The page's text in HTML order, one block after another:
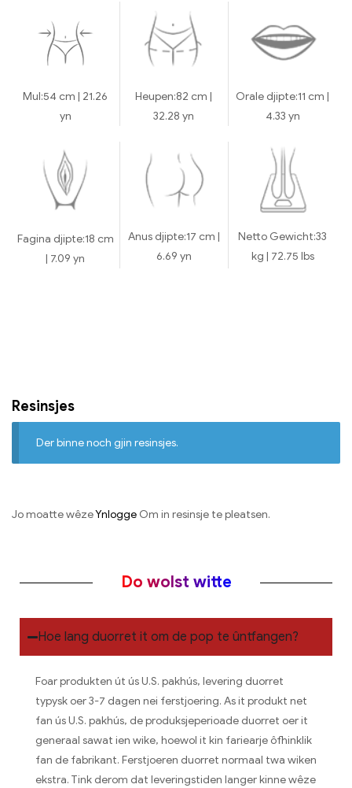
Mul:54 cm | 21.26
yn
Heupen:82 cm |
32.28 yn
Orale djipte:11 cm |
4.33 yn
Fagina djipte:18 cm
| 7.09 yn
Anus djipte:17 cm |
6.69 yn
Netto Gewicht:33
kg | 72.75 lbs
Resinsjes
Der binne noch gjin resinsjes.
Jo moatte wêzeYnlogge Om in resinsje te pleatsen.
Do wolst witte
Hoe lang duorret it om de pop te ûntfangen?
Foar produkten út ús U.S. pakhús, levering duorret
typysk oer 3-7 dagen nei ferstjoering. As it produkt net
fan ús U.S. pakhús, de produksjeperioade duorret oer it
generaal sawat ien wike, hoewol it kin fariearje ôfhinklik
fan de fabrikant. Ferstjoeren duorret normaal twa wiken
ekstra. Tink derom dat leveringstiden langer kinne wêze